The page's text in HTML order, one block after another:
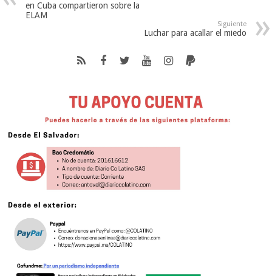
en Cuba compartieron sobre la
ELAM
Siguiente
Luchar para acallar el miedo